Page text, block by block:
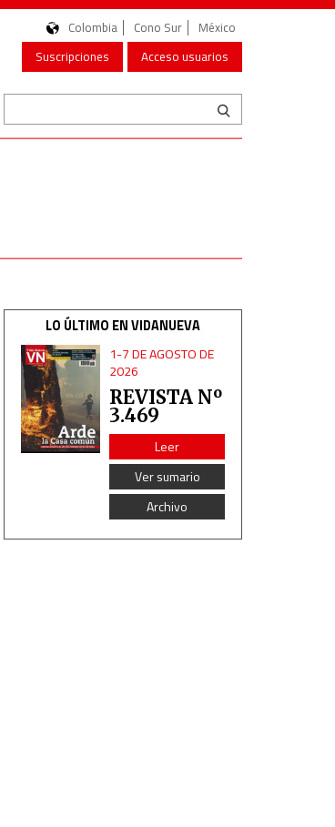
Colombia Cono Sur
México
Suscripciones
Acceso usuarios
LO ÚLTIMO EN VIDANUEVA
1-7 DE AGOSTO DE
2026
REVISTA Nº
3.469
Leer
Ver sumario
Archivo